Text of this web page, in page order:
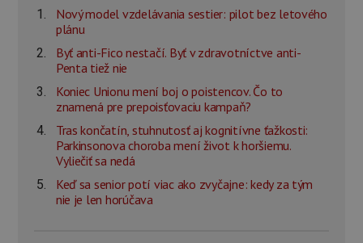
Nový model vzdelávania sestier: pilot bez letového
plánu
Byť anti-Fico nestačí. Byť v zdravotníctve anti-
Penta tiež nie
Koniec Unionu mení boj o poistencov. Čo to
znamená pre prepoisťovaciu kampaň?
Tras končatín, stuhnutosť aj kognitívne ťažkosti:
Parkinsonova choroba mení život k horšiemu.
Vyliečiť sa nedá
Keď sa senior potí viac ako zvyčajne: kedy za tým
nie je len horúčava